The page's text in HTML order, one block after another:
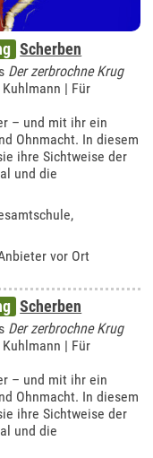
Scherben
Der zerbrochne Krug
| Für
– und mit ihr ein
Ohnmacht. In diesem
ihre Sichtweise der
und die
vor Ort
Scherben
Der zerbrochne Krug
| Für
– und mit ihr ein
Ohnmacht. In diesem
ihre Sichtweise der
und die